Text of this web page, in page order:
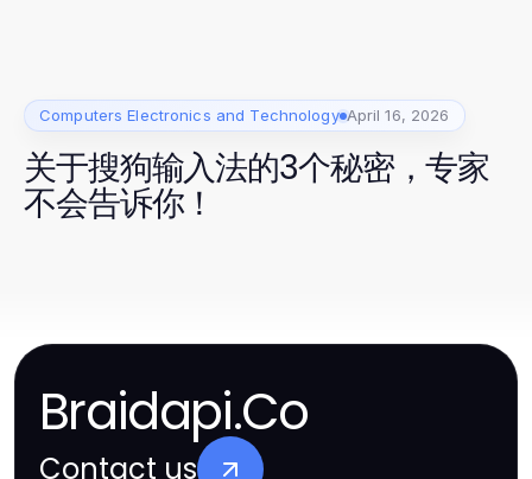
Computers Electronics and Technology April 16, 2026
关于搜狗输入法的3个秘密，专家
不会告诉你！
Braidapi.Co
Contact us